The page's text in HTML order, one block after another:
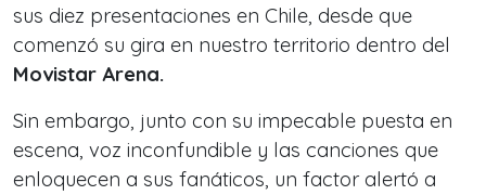
sus diez presentaciones en Chile, desde que
comenzó su gira en nuestro territorio dentro del
Movistar Arena.
Sin embargo, junto con su impecable puesta en
escena, voz inconfundible y las canciones que
enloquecen a sus fanáticos, un factor alertó a